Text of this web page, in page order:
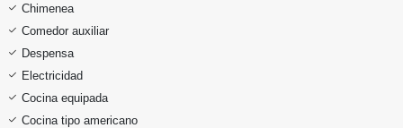
Chimenea
Comedor auxiliar
Despensa
Electricidad
Cocina equipada
Cocina tipo americano